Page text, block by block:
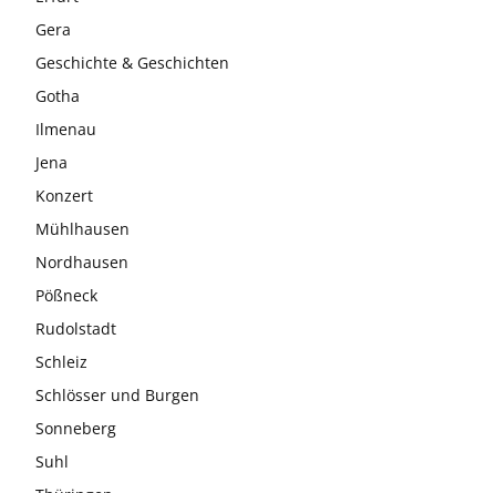
Gera
Geschichte & Geschichten
Gotha
Ilmenau
Jena
Konzert
Mühlhausen
Nordhausen
Pößneck
Rudolstadt
Schleiz
Schlösser und Burgen
Sonneberg
Suhl